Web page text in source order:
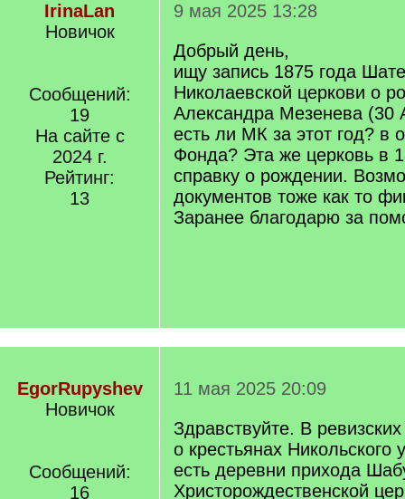
IrinaLan
Новичок
Сообщений:
19
На сайте с
2024 г.
Рейтинг:
13
9 мая 2025 13:28
Добрый день,
ищу запись 1875 года
Николаевской церкови о
Александра Мезенева (30
есть ли МК за этот год? в
Фонда? Эта же церковь в
справку о рождении.
документов тоже как то
Заранее благодарю за
EgorRupyshev
Новичок
Сообщений:
16
11 мая 2025 20:09
Здравствуйте. В ревизских
о крестьянах Никольского
есть деревни прихода
Христорождественской